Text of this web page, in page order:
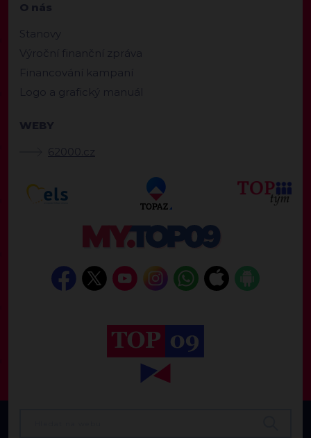
O nás
Stanovy
Výroční finanční zpráva
Financování kampaní
Logo a grafický manuál
WEBY
62000.cz